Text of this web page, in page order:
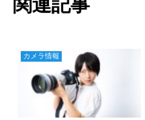
関連記事
カメラ情報